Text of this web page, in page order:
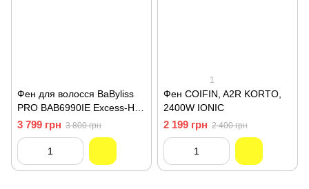
Фен для волосся BaByliss
PRO BAB6990IE Excess-HQ
Ionic
3 799 грн 3 800 грн
1
Фен COIFIN, A2R KORTO,
2400W IONIC
2 199 грн 2 400 грн